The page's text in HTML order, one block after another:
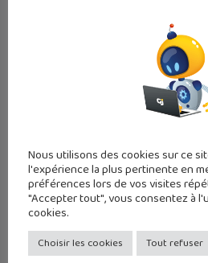
« A Silent Voice » : le
silence est d’or !
3 février 2017
Nous utilisons des cookies sur ce
l'expérience la plus pertinente en
préférences lors de vos visites
"Accepter tout", vous consentez à
cookies.
Choisir les cookies Tout refuser